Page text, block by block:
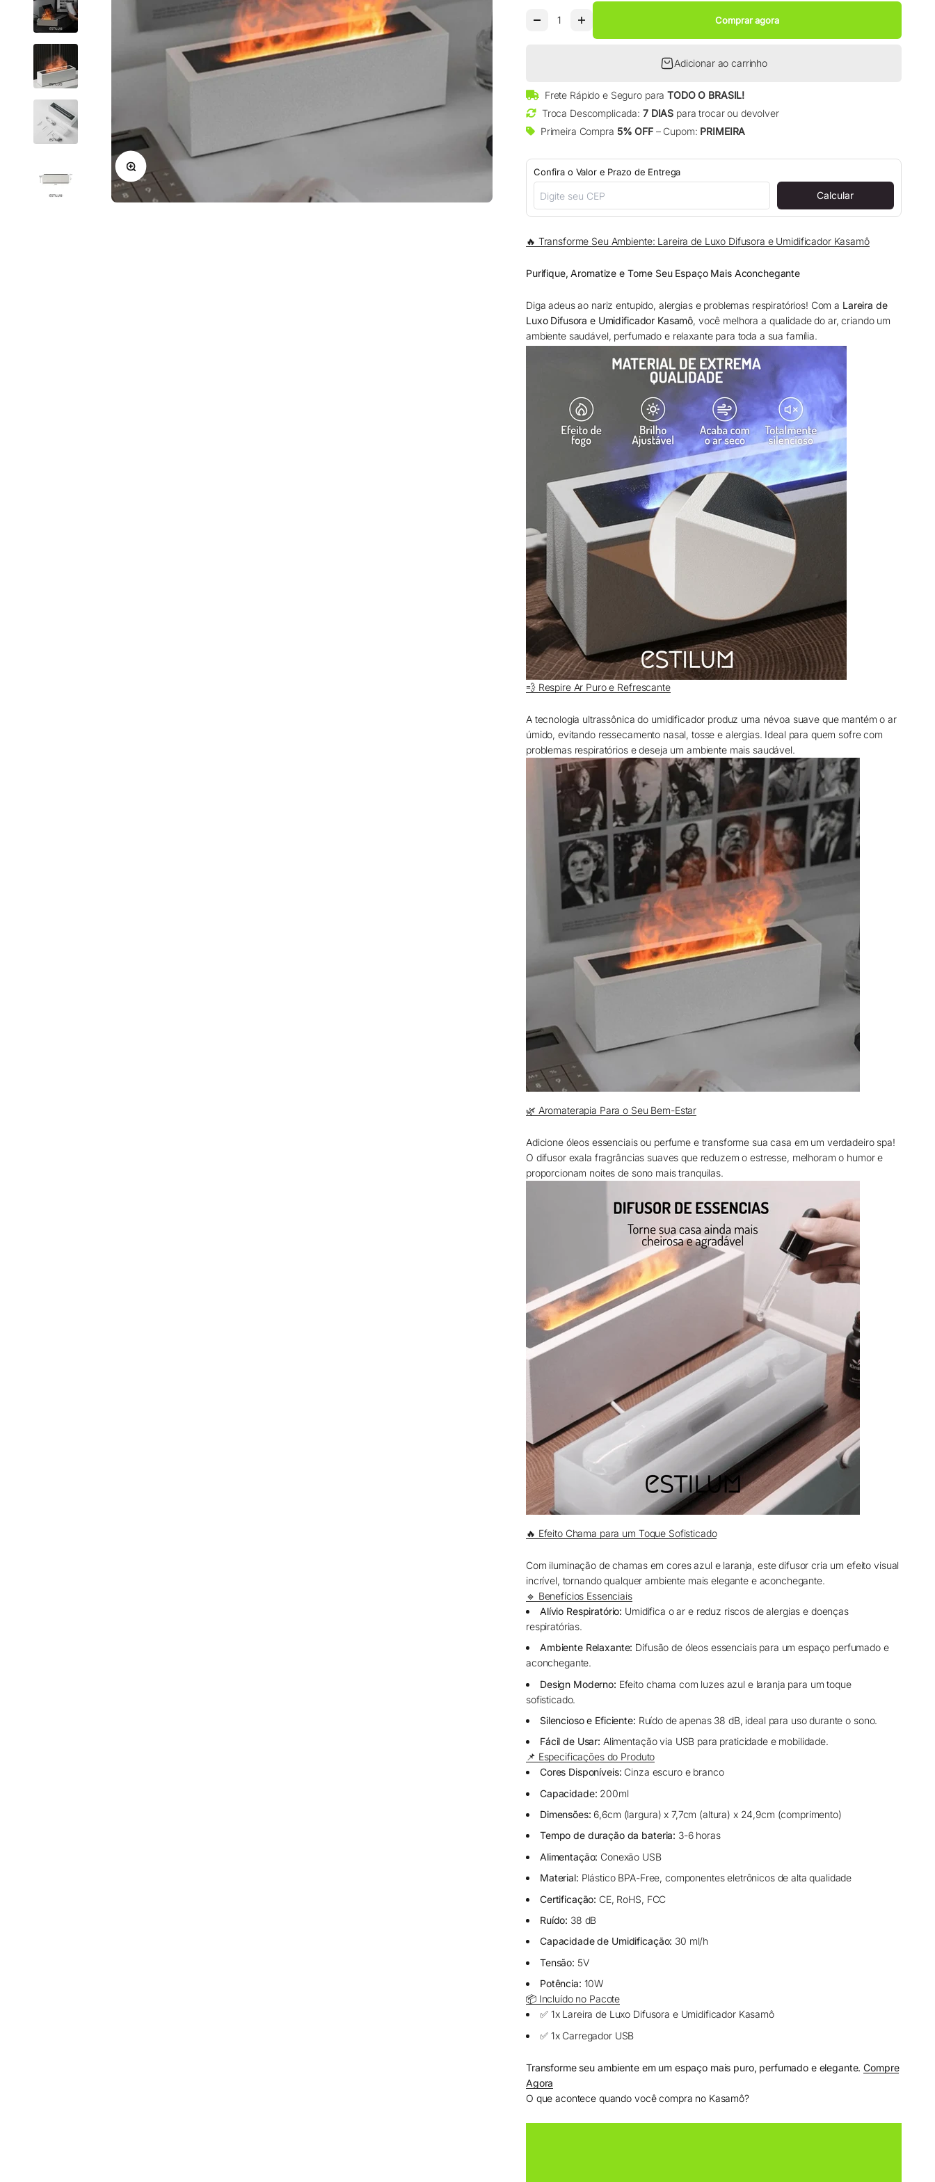
Zoom na imagem
Comprar agora
Adicionar ao carrinho
Frete Rápido e Seguro paraTODO O BRASIL!
Troca Descomplicada: 7 DIAS para trocar ou devolver
Primeira Compra 5% OFF– Cupom: PRIMEIRA
Confira o Valor e Prazo de Entrega
Calcular
🔥 Transforme Seu Ambiente: Lareira de Luxo Difusora e Umidificador Kasamô
Purifique, Aromatize e Torne Seu Espaço Mais Aconchegante
Diga adeus ao nariz entupido, alergias e problemas respiratórios! Com a Lareira de
Luxo Difusora e Umidificador Kasamô, você melhora a qualidade do ar, criando um
ambiente saudável, perfumado e relaxante para toda a sua família.
💨 Respire Ar Puro e Refrescante
A tecnologia ultrassônica do umidificador produz uma névoa suave que mantém o ar
úmido, evitando ressecamento nasal, tosse e alergias. Ideal para quem sofre com
problemas respiratórios e deseja um ambiente mais saudável.
🌿 Aromaterapia Para o Seu Bem-Estar
Adicione óleos essenciais ou perfume e transforme sua casa em um verdadeiro spa!
O difusor exala fragrâncias suaves que reduzem o estresse, melhoram o humor e
proporcionam noites de sono mais tranquilas.
🔥 Efeito Chama para um Toque Sofisticado
Com iluminação de chamas em cores azul e laranja, este difusor cria um efeito visual
incrível, tornando qualquer ambiente mais elegante e aconchegante.
🔹 Benefícios Essenciais
Alívio Respiratório: Umidifica o ar e reduz riscos de alergias e doenças
respiratórias.
Ambiente Relaxante: Difusão de óleos essenciais para um espaço perfumado e
aconchegante.
Design Moderno: Efeito chama com luzes azul e laranja para um toque
sofisticado.
Silencioso e Eficiente: Ruído de apenas 38 dB, ideal para uso durante o sono.
Fácil de Usar: Alimentação via USB para praticidade e mobilidade.
📌 Especificações do Produto
Cores Disponíveis: Cinza escuro e branco
Capacidade: 200ml
Dimensões: 6,6cm (largura) x 7,7cm (altura) x 24,9cm (comprimento)
Tempo de duração da bateria: 3-6 horas
Alimentação: Conexão USB
Material: Plástico BPA-Free, componentes eletrônicos de alta qualidade
Certificação: CE, RoHS, FCC
Ruído: 38 dB
Capacidade de Umidificação: 30 ml/h
Tensão: 5V
Potência: 10W
📦 Incluído no Pacote
✅ 1x Lareira de Luxo Difusora e Umidificador Kasamô
✅ 1x Carregador USB
Transforme seu ambiente em um espaço mais puro, perfumado e elegante.Compre
Agora
O que acontece quando você compra no Kasamô?